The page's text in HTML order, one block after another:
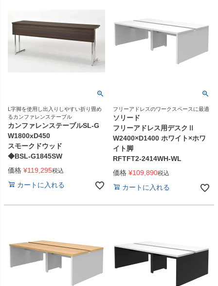
L字脚を使用し出入りしやすい折り畳め
るカンファレンステーブル
カンファレンステーブルSL-G
W1800xD450
スモークドウッド
◆BSL-G1845SW
価格 ¥119,295税込
カートに入れる
フリーアドレスのワークスペースに最適
ソリード
フリーアドレス用デスクⅡ
W2400×D1400 ホワイト×ホワ
イト脚
RFTFT2-2414WH-WL
価格 ¥109,890税込
カートに入れる